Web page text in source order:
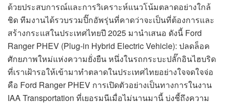
ด้วยประสบการณ์และการวิเคราะห์แนวโน้มตลาดอย่างใกล้
ชิด ทีมงานได้รวบรวมปิ๊กอัพรุ่นที่คาดว่าจะเป็นที่ต้องการและ
สร้างกระแสในประเทศไทยปี 2025 มานำเสนอ ดังนี้ Ford
Ranger PHEV (Plug-in Hybrid Electric Vehicle): ปลดล็อค
ศักยภาพใหม่แห่งความยั่งยืน หนึ่งในรถกระบะปลั๊กอินไฮบริด
ที่เราเฝ้ารอให้เข้ามาทำตลาดในประเทศไทยอย่างใจจดใจจ่อ
คือ Ford Ranger PHEV การเปิดตัวอย่างเป็นทางการในงาน
IAA Transportation ที่เยอรมนีเมื่อไม่นานมานี้ บ่งชี้ถึงความ